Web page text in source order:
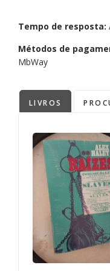
Tempo de resposta:
Métodos de
MbWay
LIVROS